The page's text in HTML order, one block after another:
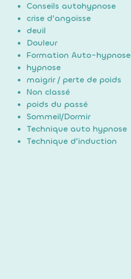
Conseils autohypnose
crise d'angoisse
deuil
Douleur
Formation Auto-hypnose
hypnose
maigrir / perte de poids
Non classé
poids du passé
Sommeil/Dormir
Technique auto hypnose
Technique d'induction